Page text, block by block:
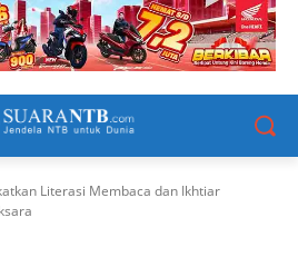
Literasi Membaca dan Ikhtiar